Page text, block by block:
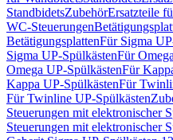
StandbidetsZubehörErsatzteile
WC-Steuerungen
BetätigungsplattenFür Sigma
Sigma UP-SpülkästenFür
Omega UP-SpülkästenFür
Kappa UP-SpülkästenFür
Für Twinline UP-Spülkästen
Steuerungen mit elektronischer
Steuerungen mit elektronischer